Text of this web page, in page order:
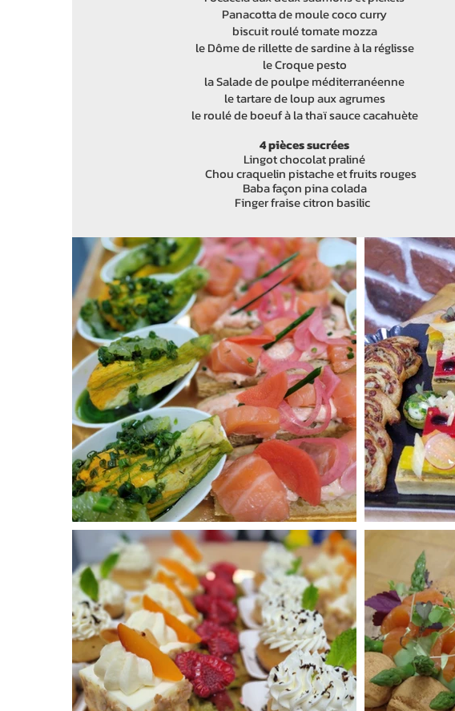
Panacotta de moule coco curry
biscuit roulé tomate mozza
le Dôme de rillette de sardine à la réglisse
le Croque pesto
la Salade de poulpe méditerranéenne
le tartare de loup aux agrumes
le roulé de boeuf à la thaï sauce cacahuète
4 pièces sucrées
Lingot chocolat praliné
Chou craquelin pistache et fruits rouges
Baba façon pina colada
Finger fraise citron basilic